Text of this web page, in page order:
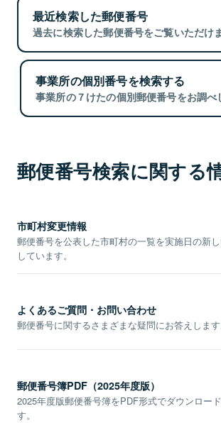
最近検索した郵便番号
過去に検索した郵便番号をご覧いただけ
事業所の個別番号を検索する
事業所の７けたの個別郵便番号をお調べ
郵便番号検索に関する
市町村変更情報
郵便番号を公表した市町村の一覧を実施日の新
しています。
よくあるご質問・お問い合わせ
郵便番号に関するさまざまな疑問にお答えします
郵便番号簿PDF（2025年度版）
2025年度版郵便番号簿をPDF形式でダウンロー
す。